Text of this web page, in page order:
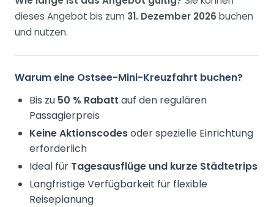
dieses Angebot bis zum 31. Dezember 2026 buchen
und nutzen.
Warum eine Ostsee-Mini-Kreuzfahrt buchen?
Bis zu 50 % Rabatt auf den regulären
Passagierpreis
Keine Aktionscodesoder spezielle Einrichtung
erforderlich
Ideal für Tagesausflüge und kurze Städtetrips
Langfristige Verfügbarkeit für flexible
Reiseplanung